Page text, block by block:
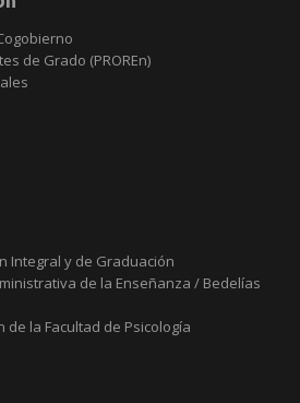
de Grado (PROREn)
Integral y de Graduación
de la Enseñanza / Bedelías
de la Facultad de Psicología